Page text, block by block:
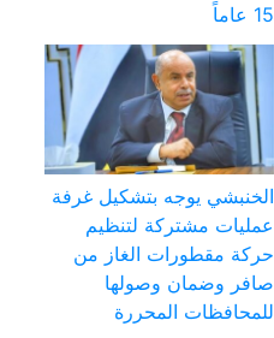
15 عاماً
الخنبشي يوجه بتشكيل غرفة
عمليات مشتركة لتنظيم
حركة مقطورات الغاز من
صافر وضمان وصولها
للمحافظات المحررة